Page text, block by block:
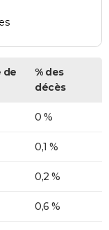
de
% des
décès
0 %
0,1 %
0,2 %
0,6 %